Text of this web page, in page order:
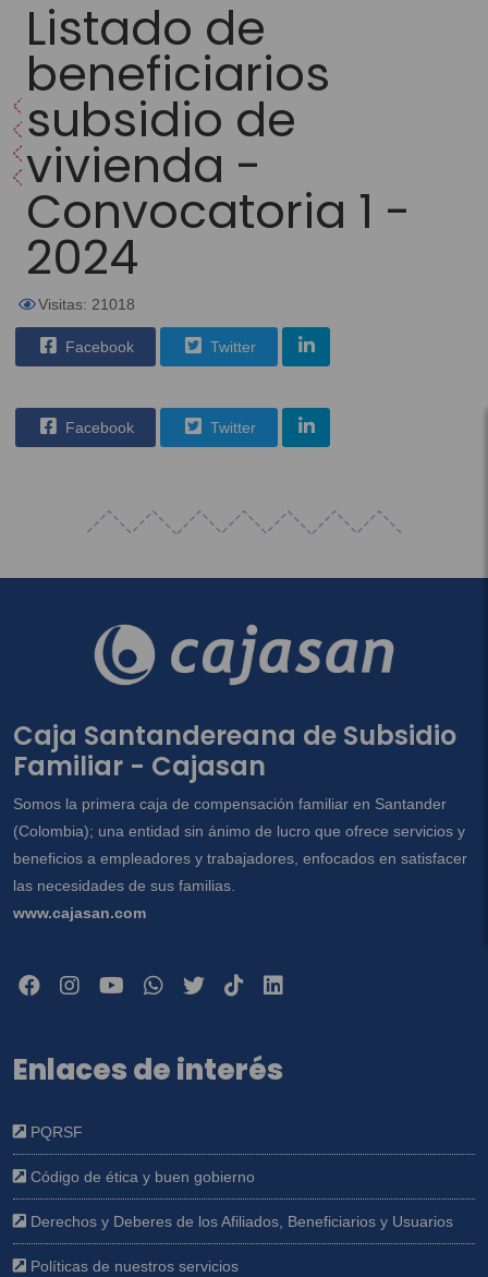
Listado de
beneficiarios
subsidio de
vivienda -
Convocatoria 1 -
2024
Visitas: 21018
Facebook Twitter
Facebook Twitter
Caja Santandereana de Subsidio
Familiar - Cajasan
Somos la primera caja de compensación familiar en Santander
(Colombia); una entidad sin ánimo de lucro que ofrece servicios y
beneficios a empleadores y trabajadores, enfocados en satisfacer
las necesidades de sus familias.
www.cajasan.com
Enlaces de interés
PQRSF
Código de ética y buen gobierno
Derechos y Deberes de los Afiliados, Beneficiarios y Usuarios
Políticas de nuestros servicios